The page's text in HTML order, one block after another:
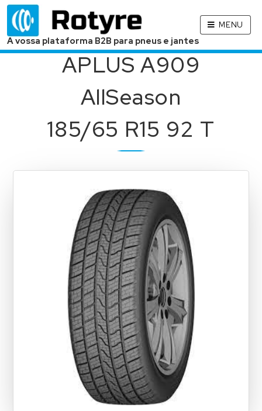
A vossa plataforma B2B para pneus e jantes
MENU
APLUS A909
AllSeason
185/65 R15 92 T